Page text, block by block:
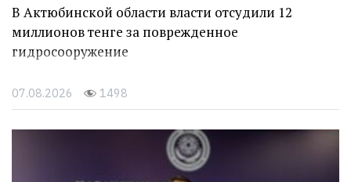
В Актюбинской области власти отсудили 12
миллионов тенге за поврежденное
гидросооружение
07.08.2026 1498